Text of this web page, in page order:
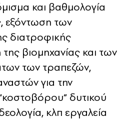
και βαθμολογία
εξόντωση των
διατροφικής
βιομηχανίας και των
των τραπεζών,
για την
δυτικού
κλπ εργαλεία